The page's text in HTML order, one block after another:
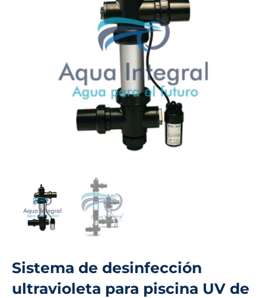
Sistema de desinfección
ultravioleta para piscina UV de